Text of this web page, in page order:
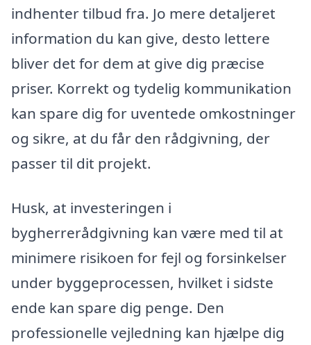
indhenter tilbud fra. Jo mere detaljeret
information du kan give, desto lettere
bliver det for dem at give dig præcise
priser. Korrekt og tydelig kommunikation
kan spare dig for uventede omkostninger
og sikre, at du får den rådgivning, der
passer til dit projekt.
Husk, at investeringen i
bygherrerådgivning kan være med til at
minimere risikoen for fejl og forsinkelser
under byggeprocessen, hvilket i sidste
ende kan spare dig penge. Den
professionelle vejledning kan hjælpe dig